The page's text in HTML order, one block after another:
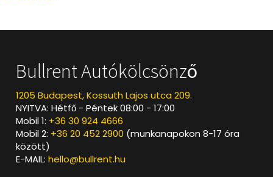
Bullrent Autókölcsönző
1205 Budapest, Kossuth Lajos utca 209.
NYITVA: Hétfő - Péntek 08:00 - 17:00
Mobil 1: +36 30 924 4666
Mobil 2: +36 20 452 2900 (munkanapokon 8-17 óra
között)
E-MAIL:hello@bullrent.hu